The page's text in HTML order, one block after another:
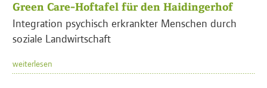
Green Care-Hoftafel für den Haidingerhof
Integration psychisch erkrankter Menschen durch
soziale Landwirtschaft
weiterlesen